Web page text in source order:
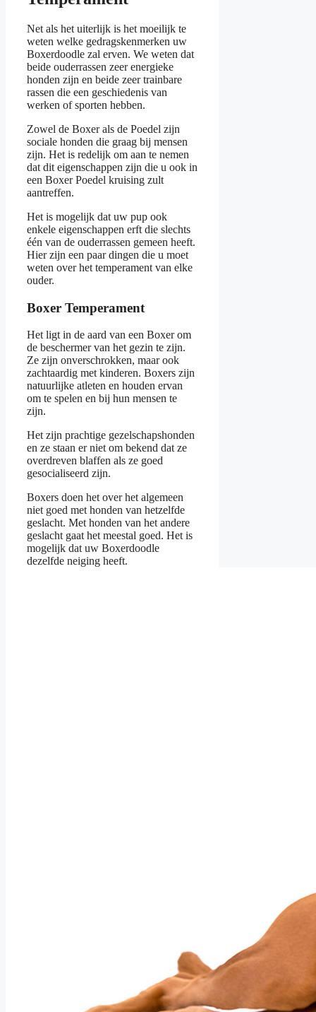
Net als het uiterlijk is het moeilijk te
weten welke gedragskenmerken uw
Boxerdoodle zal erven. We weten dat
beide ouderrassen zeer energieke
honden zijn en beide zeer trainbare
rassen die een geschiedenis van
werken of sporten hebben.
Zowel de Boxer als de Poedel zijn
sociale honden die graag bij mensen
zijn. Het is redelijk om aan te nemen
dat dit eigenschappen zijn die u ook in
een Boxer Poedel kruising zult
aantreffen.
Het is mogelijk dat uw pup ook
enkele eigenschappen erft die slechts
één van de ouderrassen gemeen heeft.
Hier zijn een paar dingen die u moet
weten over het temperament van elke
ouder.
Boxer Temperament
Het ligt in de aard van een Boxer om
de beschermer van het gezin te zijn.
Ze zijn onverschrokken, maar ook
zachtaardig met kinderen. Boxers zijn
natuurlijke atleten en houden ervan
om te spelen en bij hun mensen te
zijn.
Het zijn prachtige gezelschapshonden
en ze staan er niet om bekend dat ze
overdreven blaffen als ze goed
gesocialiseerd zijn.
Boxers doen het over het algemeen
niet goed met honden van hetzelfde
geslacht. Met honden van het andere
geslacht gaat het meestal goed. Het is
mogelijk dat uw Boxerdoodle
dezelfde neiging heeft.